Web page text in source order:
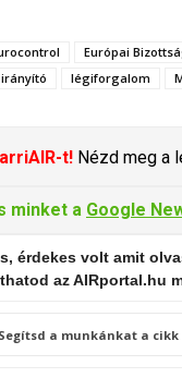
Európai
légiforgalom
t! Nézd meg a
minket a Google
érdekes volt amit
az AIRportal.hu
Segítsd a munkánkat a